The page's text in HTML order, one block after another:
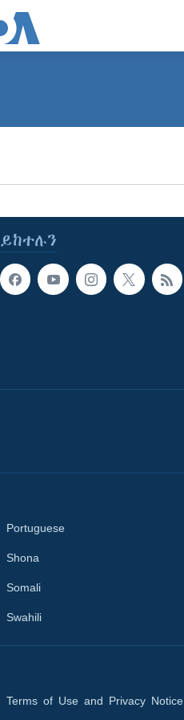
ይከተሉን
Portuguese
Shona
Somali
Swahili
Terms of Use and Privacy Notice